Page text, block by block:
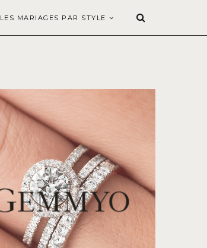
LES MARIAGES PAR STYLE